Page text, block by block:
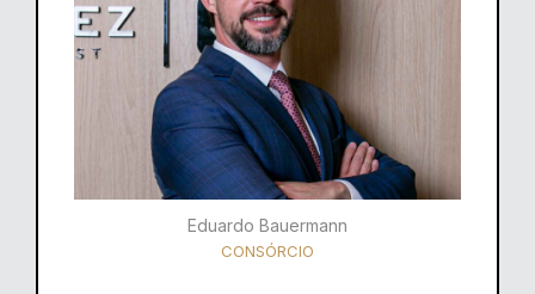
Eduardo Bauermann
CONSÓRCIO